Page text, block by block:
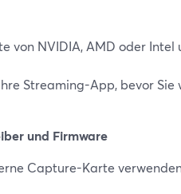
von NVIDIA, AMD oder Intel
Streaming-App, bevor
und Firmware
Capture-Karte